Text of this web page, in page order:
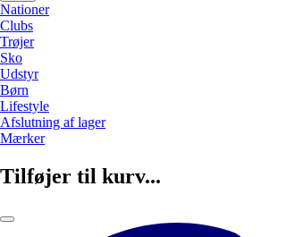
Nationer
Clubs
Trøjer
Sko
Udstyr
Børn
Lifestyle
Afslutning af lager
Mærker
Tilføjer til kurv...